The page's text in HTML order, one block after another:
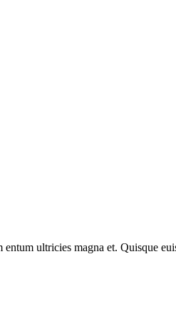
ultricies magna et. Quisque